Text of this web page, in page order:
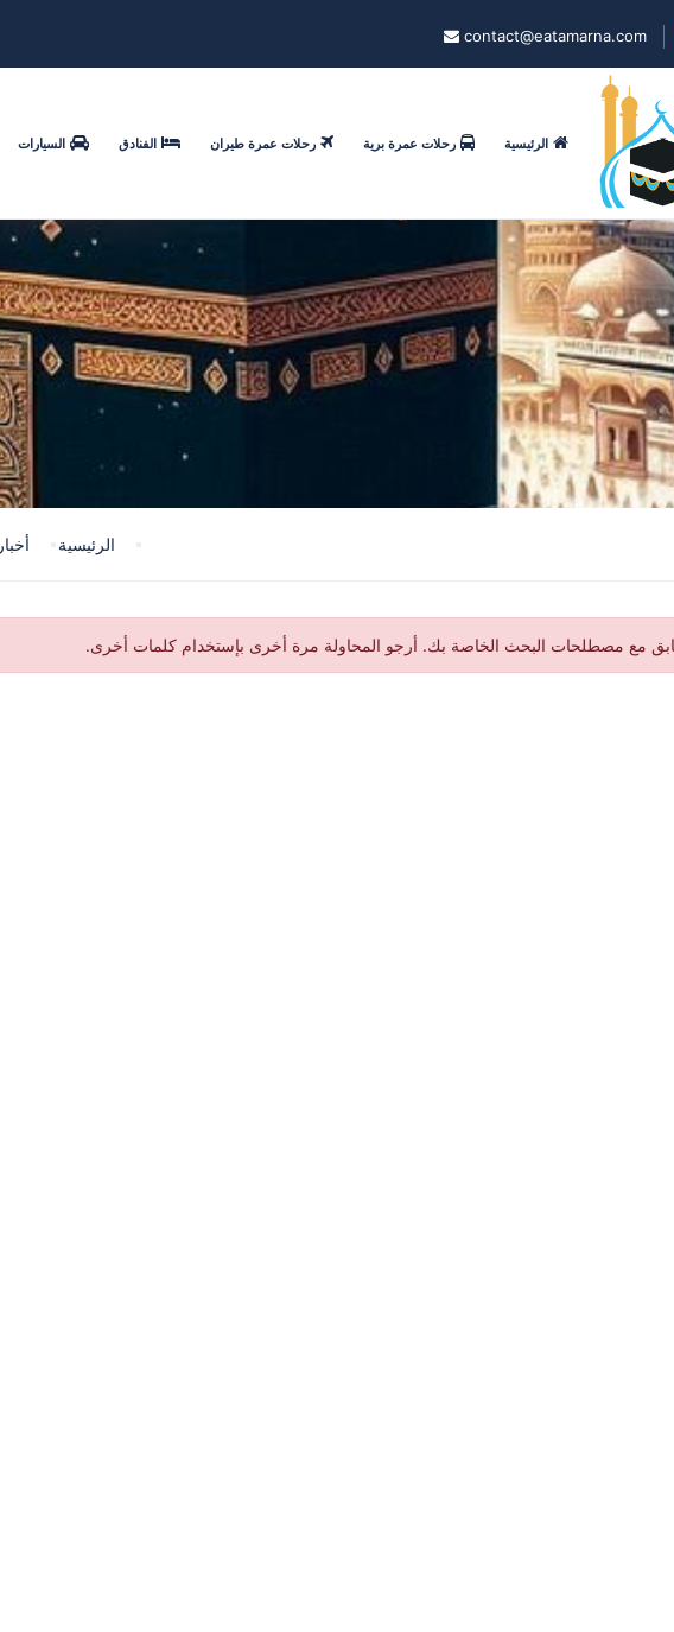
contact@eatamarna.com
الرئيسية رحلات عمرة برية رحلات عمرة طيران الفنادق السيارات
الرئيسية أخبار
مع مصطلحات البحث الخاصة بك. أرجو المحاولة مرة أخرى بإستخدام كلمات أخرى.